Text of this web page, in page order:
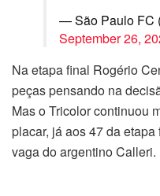
— São Paulo FC
September 26,
Na etapa final Rogério
peças pensando na
Mas o Tricolor continuou
placar, já aos 47 da
vaga do argentino Calleri.